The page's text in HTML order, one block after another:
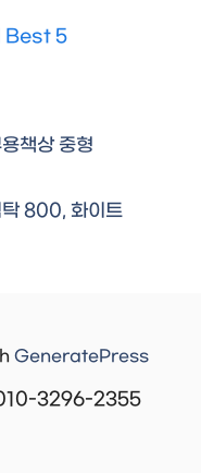
Best 5
책상 중형
탁 800, 화이트
GeneratePress
3296-2355